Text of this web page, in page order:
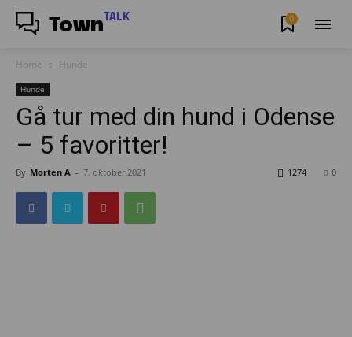
Town TALK 0
Home Hunde
Hunde
Gå tur med din hund i Odense
– 5 favoritter!
By Morten A - 7. oktober 2021 0
1274